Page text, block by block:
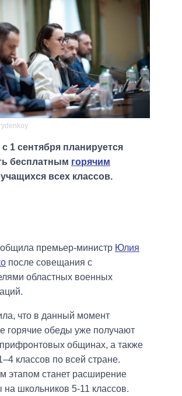
с 1 сентября планируется
бесплатным горячим
учащихся всех классов.
премьер-министр Юлия
после совещания с
областных военных
что в данный момент
горячие обеды уже получают
прифронтовых общинах, а также
классов по всей стране.
этапом станет расширение
школьников 5-11 классов.